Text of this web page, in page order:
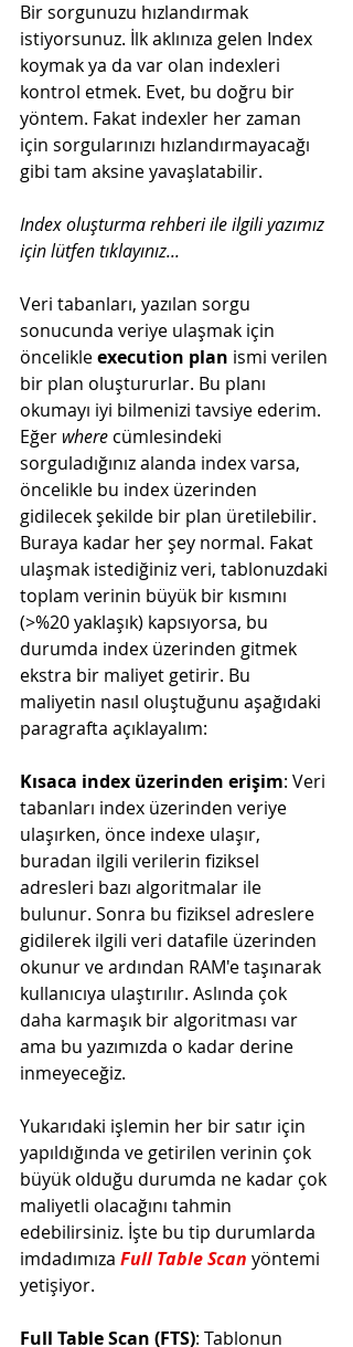
Bir sorgunuzu hızlandırmak
istiyorsunuz. İlk aklınıza gelen Index
koymak ya da var olan indexleri
kontrol etmek. Evet, bu doğru bir
yöntem. Fakat indexler her zaman
için sorgularınızı hızlandırmayacağı
gibi tam aksine yavaşlatabilir.
Index oluşturma rehberi ile ilgili yazımız
için lütfen tıklayınız...
Veri tabanları, yazılan sorgu
sonucunda veriye ulaşmak için
öncelikle execution plan ismi verilen
bir plan oluştururlar. Bu planı
okumayı iyi bilmenizi tavsiye ederim.
Eğer where cümlesindeki
sorguladığınız alanda index varsa,
öncelikle bu index üzerinden
gidilecek şekilde bir plan üretilebilir.
Buraya kadar her şey normal. Fakat
ulaşmak istediğiniz veri, tablonuzdaki
toplam verinin büyük bir kısmını
(>%20 yaklaşık) kapsıyorsa, bu
durumda index üzerinden gitmek
ekstra bir maliyet getirir. Bu
maliyetin nasıl oluştuğunu aşağıdaki
paragrafta açıklayalım:
Kısaca index üzerinden erişim: Veri
tabanları index üzerinden veriye
ulaşırken, önce indexe ulaşır,
buradan ilgili verilerin fiziksel
adresleri bazı algoritmalar ile
bulunur. Sonra bu fiziksel adreslere
gidilerek ilgili veri datafile üzerinden
okunur ve ardından RAM'e taşınarak
kullanıcıya ulaştırılır. Aslında çok
daha karmaşık bir algoritması var
ama bu yazımızda o kadar derine
inmeyeceğiz.
Yukarıdaki işlemin her bir satır için
yapıldığında ve getirilen verinin çok
büyük olduğu durumda ne kadar çok
maliyetli olacağını tahmin
edebilirsiniz. İşte bu tip durumlarda
imdadımıza Full Table Scan yöntemi
yetişiyor.
Full Table Scan (FTS): Tablonun